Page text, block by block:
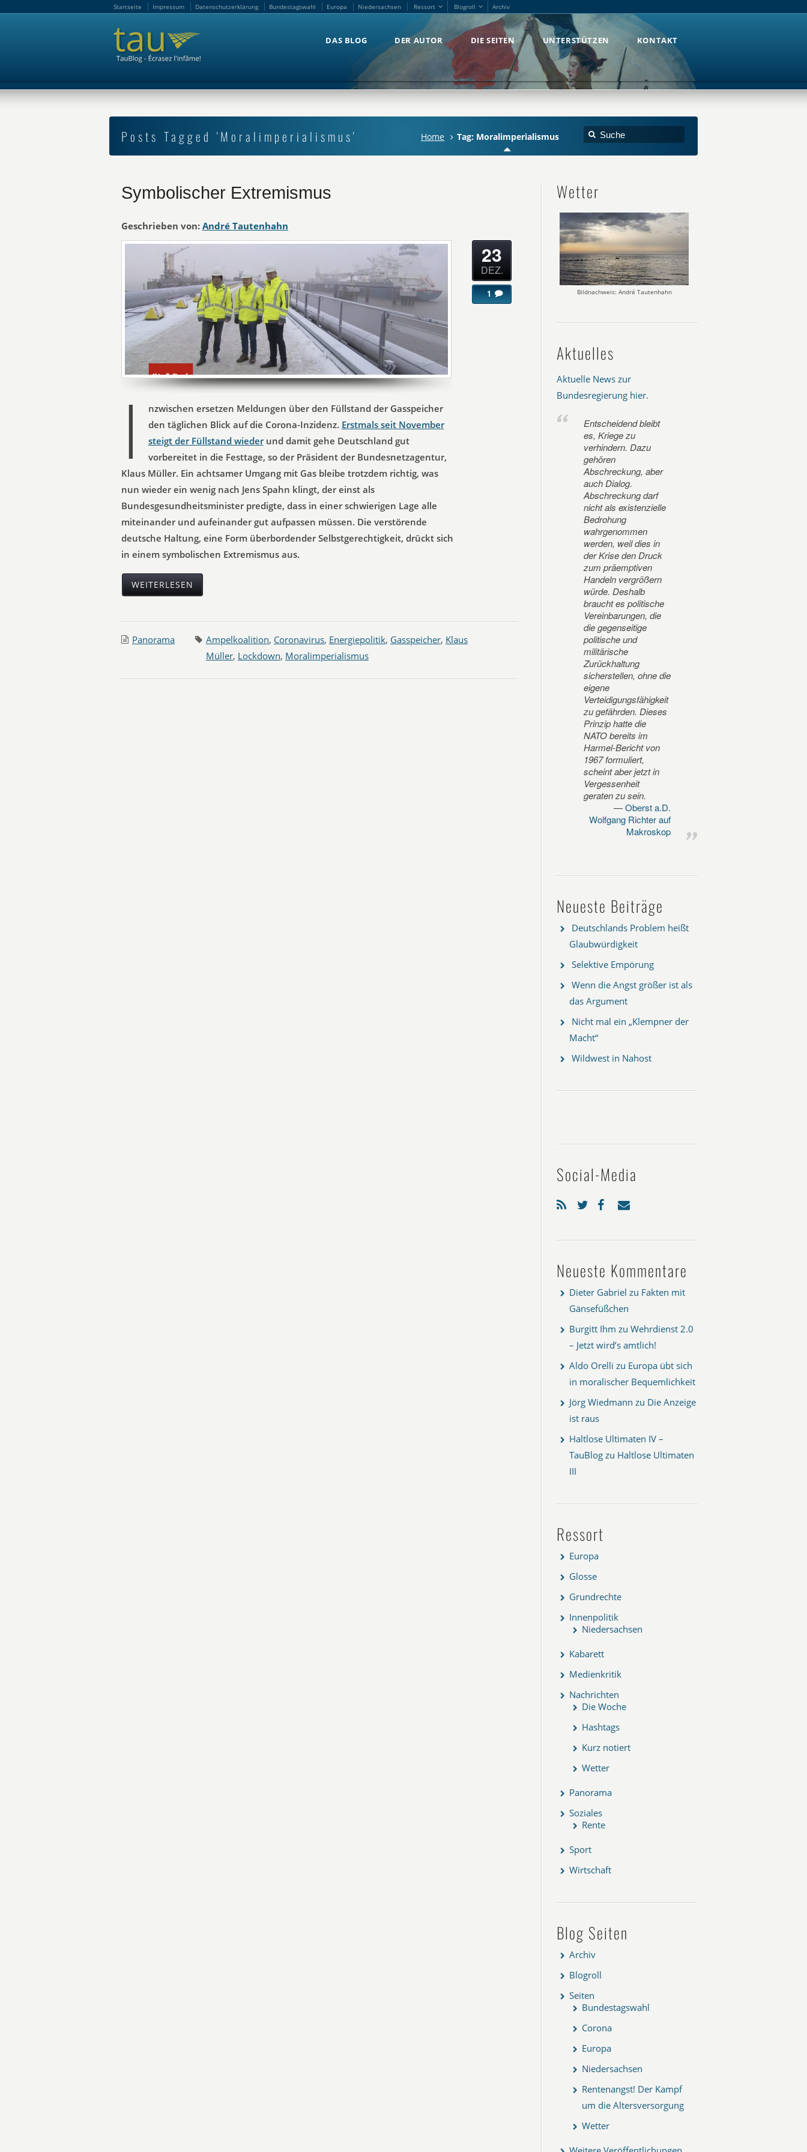
Startseite Impressum Datenschutzerklärung Bundestagswahl Europa Niedersachsen Ressort Blogroll Archiv
DAS BLOG DER AUTOR DIE SEITEN UNTERSTÜTZEN KONTAKT
Posts Tagged 'Moralimperialismus' Home Tag: Moralimperialismus
Symbolischer Extremismus
Geschrieben von: André Tautenhahn
I
nzwischen ersetzen Meldungen über den Füllstand der Gasspeicher
den täglichen Blick auf die Corona-Inzidenz. Erstmals seit November
steigt der Füllstand wiederund damit gehe Deutschland gut
vorbereitet in die Festtage, so der Präsident der Bundesnetzagentur,
Klaus Müller. Ein achtsamer Umgang mit Gas bleibe trotzdem richtig, was
nun wieder ein wenig nach Jens Spahn klingt, der einst als
Bundesgesundheitsminister predigte, dass in einer schwierigen Lage alle
miteinander und aufeinander gut aufpassen müssen. Die verstörende
deutsche Haltung, eine Form überbordender Selbstgerechtigkeit, drückt sich
in einem symbolischen Extremismus aus.
WEITERLESEN
23
DEZ.
1
Panorama Ampelkoalition, Coronavirus, Energiepolitik, Gasspeicher, Klaus
Müller, Lockdown, Moralimperialismus
Wetter
Bildnachweis: André Tautenhahn
Aktuelles
Aktuelle News zur
Bundesregierung hier.
Entscheidend bleibt
es, Kriege zu
verhindern. Dazu
gehören
Abschreckung, aber
auch Dialog.
Abschreckung darf
nicht als existenzielle
Bedrohung
wahrgenommen
werden, weil dies in
der Krise den Druck
zum präemptiven
Handeln vergrößern
würde. Deshalb
braucht es politische
Vereinbarungen, die
die gegenseitige
politische und
militärische
Zurückhaltung
sicherstellen, ohne die
eigene
Verteidigungsfähigkeit
zu gefährden. Dieses
Prinzip hatte die
NATO bereits im
Harmel-Bericht von
1967 formuliert,
scheint aber jetzt in
Vergessenheit
geraten zu sein.
Oberst a.D.
Wolfgang Richter auf
Makroskop
Neueste Beiträge
Deutschlands Problem heißt
Glaubwürdigkeit
Selektive Empörung
Wenn die Angst größer ist als
das Argument
Nicht mal ein „Klempner der
Macht“
Wildwest in Nahost
Social-Media
Neueste Kommentare
Dieter Gabriel zu Fakten mit
Gänsefüßchen
Burgitt Ihm zu Wehrdienst 2.0
– Jetzt wird’s amtlich!
Aldo Orelli zu Europa übt sich
in moralischer Bequemlichkeit
Jörg Wiedmann zu Die Anzeige
ist raus
Haltlose Ultimaten IV –
TauBlog zu Haltlose Ultimaten
III
Ressort
Europa
Glosse
Grundrechte
Innenpolitik
Niedersachsen
Kabarett
Medienkritik
Nachrichten
Die Woche
Hashtags
Kurz notiert
Wetter
Panorama
Soziales
Rente
Sport
Wirtschaft
Blog Seiten
Archiv
Blogroll
Seiten
Bundestagswahl
Corona
Europa
Niedersachsen
Rentenangst! Der Kampf
um die Altersversorgung
Wetter
Startseite Impressum Datenschutzerklärung Bundestagswahl Europa Niedersachsen Ressort Blogroll Archiv
DAS BLOG DER AUTOR DIE SEITEN UNTERSTÜTZEN KONTAKT